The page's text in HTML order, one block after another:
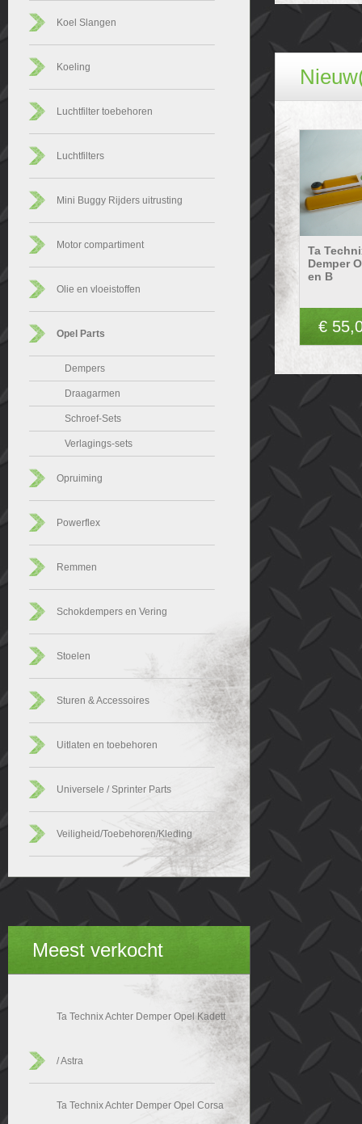
Koel Slangen
Koeling
Luchtfilter toebehoren
Luchtfilters
Mini Buggy Rijders uitrusting
Motor compartiment
Olie en vloeistoffen
Opel Parts
Dempers
Draagarmen
Schroef-Sets
Verlagings-sets
Opruiming
Powerflex
Remmen
Schokdempers en Vering
Stoelen
Sturen & Accessoires
Uitlaten en toebehoren
Universele / Sprinter Parts
Veiligheid/Toebehoren/Kleding
Meest verkocht
Ta Technix Achter Demper Opel Kadett
/ Astra
Ta Technix Achter Demper Opel Corsa
Ta
Demper
en B
€